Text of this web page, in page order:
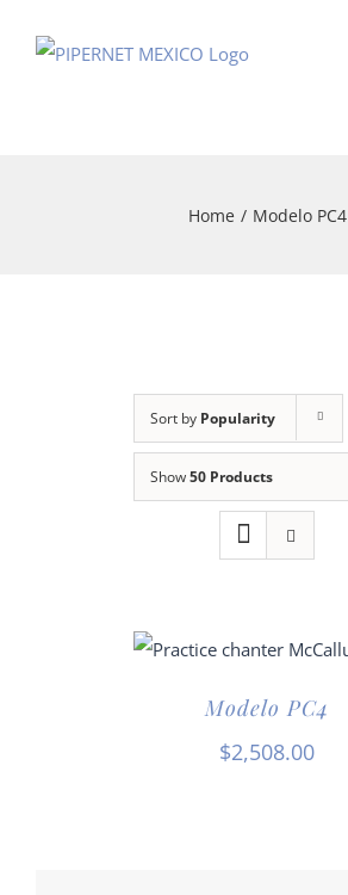
Home / Modelo PC4
Sort by Popularity
Show50 Products
Modelo PC4
$2,508.00